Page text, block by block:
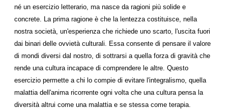
né un esercizio lettera­rio, ma nasce da ragioni più solide e
concrete. La prima ragione è che la lentezza costituisce, nella
nostra società, un'esperienza che richiede uno scarto, l'uscita fuori
dai binari delle ovvietà culturali. Essa consente di pensare il valore
di mondi diversi dal nostro, di sottrarsi a quella forza di gravità che
rende una cultura incapace di com­prendere le altre. Questo
esercizio permette a chi lo com­pie di evitare l'integralismo, quella
malattia dell'anima ri­corrente ogni volta che una cultura pensa la
diversità al­trui come una malattia e se stessa come terapia.